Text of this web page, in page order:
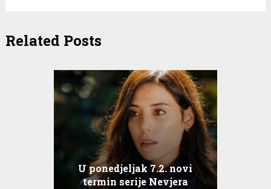
Related Posts
U ponedjeljak 7.2. novi
termin serije Nevjera